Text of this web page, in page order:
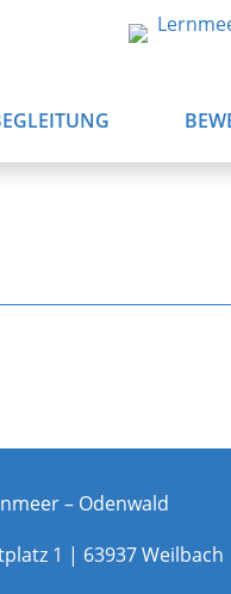
– Odenwald
1 | 63937 Weilbach